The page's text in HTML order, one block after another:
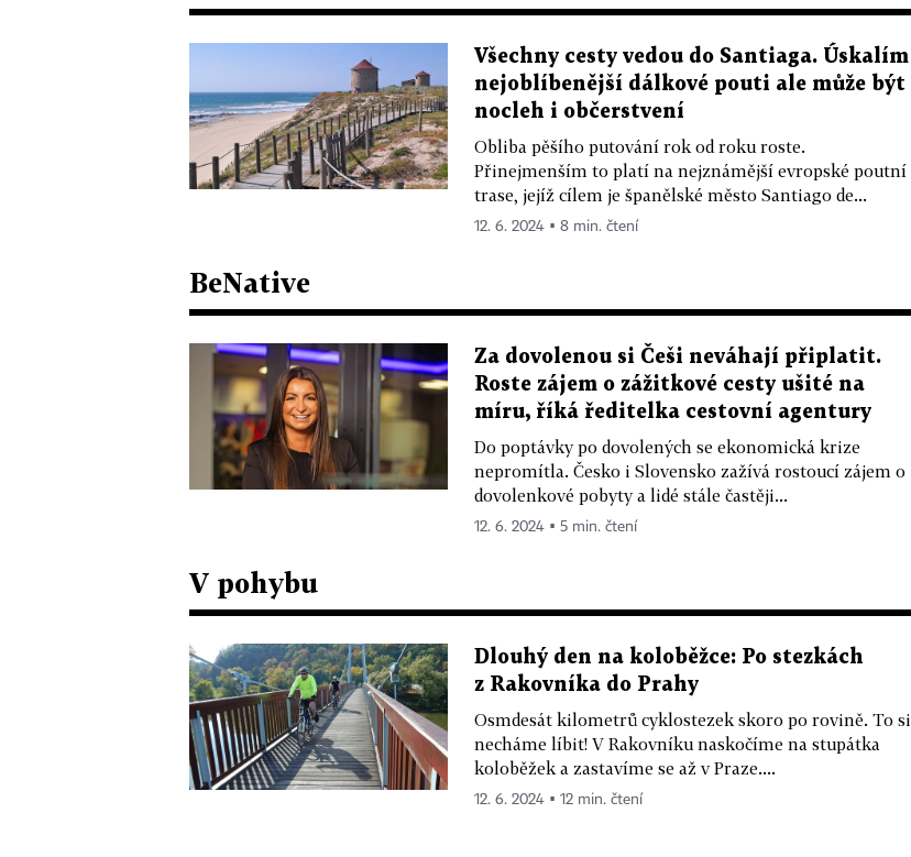
Všechny cesty vedou do Santiaga. Úskalím
nejoblíbenější dálkové pouti ale může být
nocleh i občerstvení
Obliba pěšího putování rok od roku roste.
Přinejmenším to platí na nejznámější evropské poutní
trase, jejíž cílem je španělské město Santiago de...
12. 6. 2024 ▪ 8 min. čtení
BeNative
Za dovolenou si Češi neváhají připlatit.
Roste zájem o zážitkové cesty ušité na
míru, říká ředitelka cestovní agentury
Do poptávky po dovolených se ekonomická krize
nepromítla. Česko i Slovensko zažívá rostoucí zájem o
dovolenkové pobyty a lidé stále častěji...
12. 6. 2024 ▪ 5 min. čtení
V pohybu
Dlouhý den na koloběžce: Po stezkách
z Rakovníka do Prahy
Osmdesát kilometrů cyklostezek skoro po rovině. To si
necháme líbit! V Rakovníku naskočíme na stupátka
koloběžek a zastavíme se až v Praze....
12. 6. 2024 ▪ 12 min. čtení